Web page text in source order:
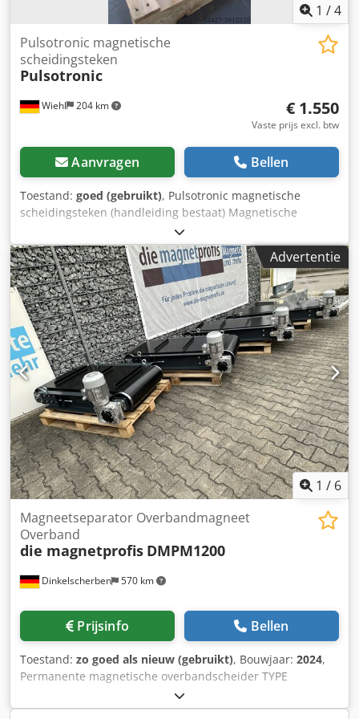
1 /4
Wiehl 204 km
Pulsotronic magnetische
scheidingsteken
Pulsotronic
€ 1.550
Vaste prijs excl. btw
Aanvragen Bellen
Toestand: goed (gebruikt), Pulsotronic magnetische
scheidingsteken (handleiding bestaat) Magnetische
scheidingsteken voor bijvoorbeeld materiële cleaner
Nieuwprijs: €4850 Dcjdsd Dpvhspfx Apyjk
Advertentie
1 / 6
Dinkelscherben 570 km
Magneetseparator Overbandmagneet
Overband
die magnetprofis DMPM1200
Prijsinfo Bellen
Toestand: zo goed als nieuw (gebruikt), Bouwjaar: 2024,
Permanente magnetische overbandscheider TYPE
DMPM1200 1.800 x 900 x 220mm ===== Gelaste constructie
van massief staal Gelaste constructie & gelakt RAL 7016